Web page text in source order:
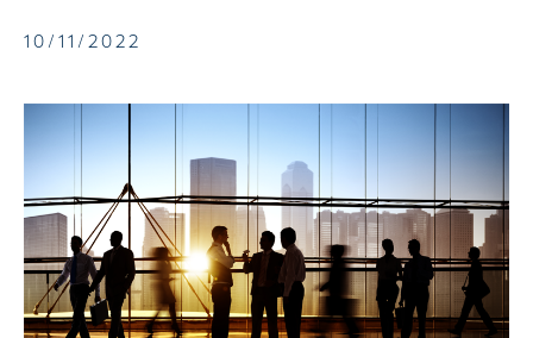
10/11/2022